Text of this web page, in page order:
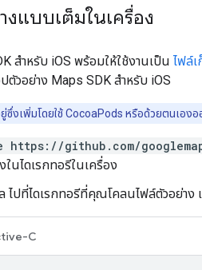
งแบบเต็มในเครื่อง
สำหรับ iOS พร้อมให้ใช้งานเป็น ไฟล์เ
ตัวอย่าง Maps SDK สำหรับ iOS
งเพิ่มโดยใช้ CocoaPods หรือด้วยตนเองอ
github.com/
นไดเรกทอรีในเครื่อง
ไปที่ไดเรกทอรีที่คุณโคลนไฟล์ตัวอย่าง
C